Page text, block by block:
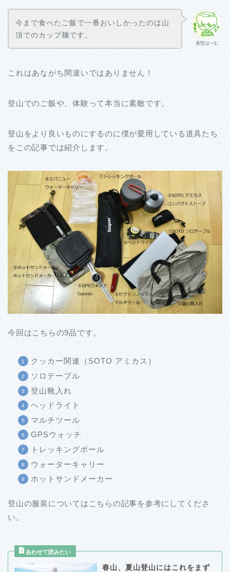
黄昏ほーむ
今まで食べたご飯で一番おいしかったのは山
頂でのカップ麺です。
これはあながち間違いではありません！
登山でのご飯や、体験って本当に素敵です。
登山をより良いものにするのに僕が愛用している道具たち
をこの記事では紹介します。
今回はこちらの9品です。
クッカー関連（SOTO アミカス）
ソロテーブル
登山靴入れ
ヘッドライト
マルチツール
GPSウォッチ
トレッキングポール
ウォーターキャリー
ホットサンドメーカー
登山の服装についてはこちらの記事を参考にしてくださ
い。
春山、夏山登山にはこれをまず